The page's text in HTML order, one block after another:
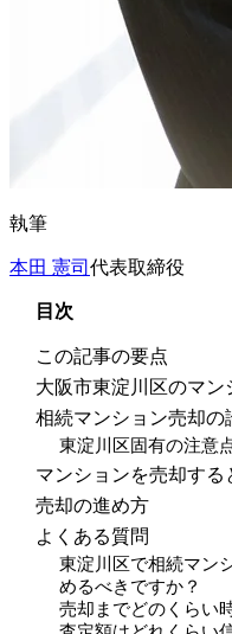
執筆
本田 憲司 代表取締役
目次
この記事の要点
大阪市東淀川区のマン
相続マンション売却の
東淀川区固有の注意
マンションを売却する
売却の進め方
よくある質問
東淀川区で相続マン
めるべきですか？
売却までどのくらい